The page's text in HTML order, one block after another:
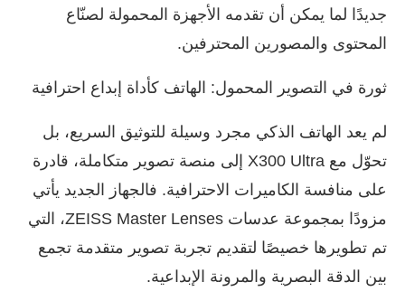
جديدًا لما يمكن أن تقدمه الأجهزة المحمولة لصنّاع
المحتوى والمصورين المحترفين.
ثورة في التصوير المحمول: الهاتف كأداة إبداع احترافية
لم يعد الهاتف الذكي مجرد وسيلة للتوثيق السريع، بل
تحوّل مع X300 Ultra إلى منصة تصوير متكاملة، قادرة
على منافسة الكاميرات الاحترافية. فالجهاز الجديد يأتي
مزودًا بمجموعة عدسات ZEISS Master Lenses، التي
تم تطويرها خصيصًا لتقديم تجربة تصوير متقدمة تجمع
بين الدقة البصرية والمرونة الإبداعية.